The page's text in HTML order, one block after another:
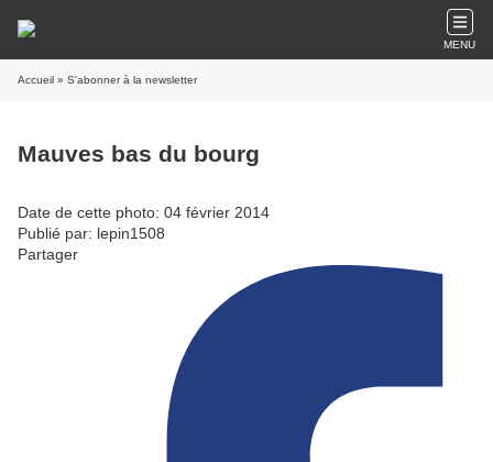
MENU
Accueil » S'abonner à la newsletter
Mauves bas du bourg
Date de cette photo: 04 février 2014
Publié par: lepin1508
Partager